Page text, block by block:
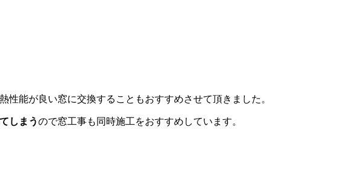
能が良い窓に交換することもおすすめさせて頂きました。
しまうので窓工事も同時施工をおすすめしています。